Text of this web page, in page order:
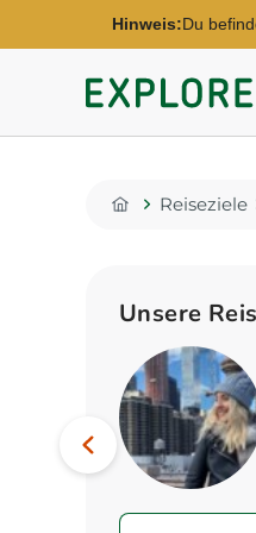
Hinweis:Du
Explorer
Fernreisen
Home
Reiseziele
Unsere